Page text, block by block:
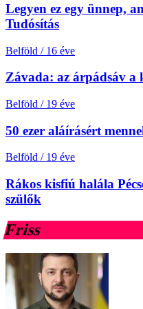
Legyen ez egy ünnep,
Tudósítás
Belföld / 16 éve
Závada: az árpádsáv a
Belföld / 19 éve
50 ezer aláírásért
Belföld / 19 éve
Rákos kisfiú halála
szülők
Friss